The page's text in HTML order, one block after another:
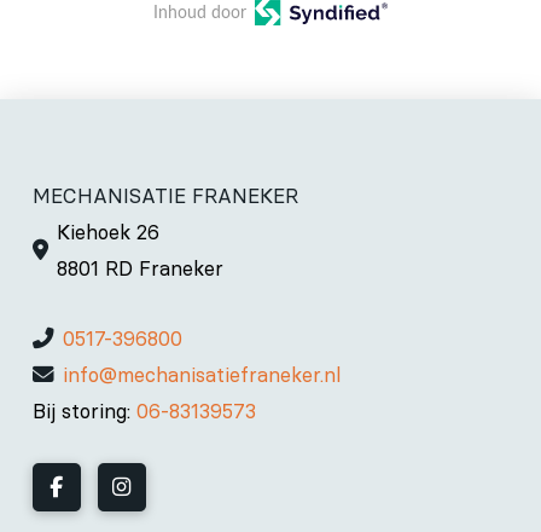
Inhoud door
MECHANISATIE FRANEKER
Kiehoek 26
8801 RD Franeker
0517-396800
info@mechanisatiefraneker.nl
Bij storing: 06-83139573